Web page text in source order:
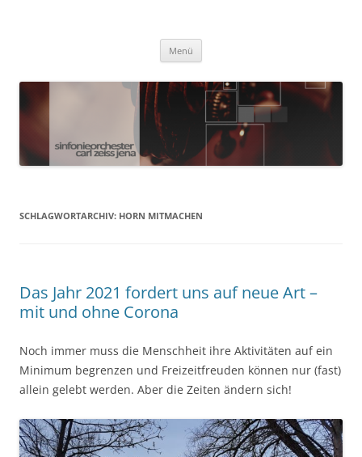
Menü
SCHLAGWORTARCHIV: HORN MITMACHEN
Das Jahr 2021 fordert uns auf neue Art –
mit und ohne Corona
Noch immer muss die Menschheit ihre Aktivitäten auf ein
Minimum begrenzen und Freizeitfreuden können nur (fast)
allein gelebt werden. Aber die Zeiten ändern sich!